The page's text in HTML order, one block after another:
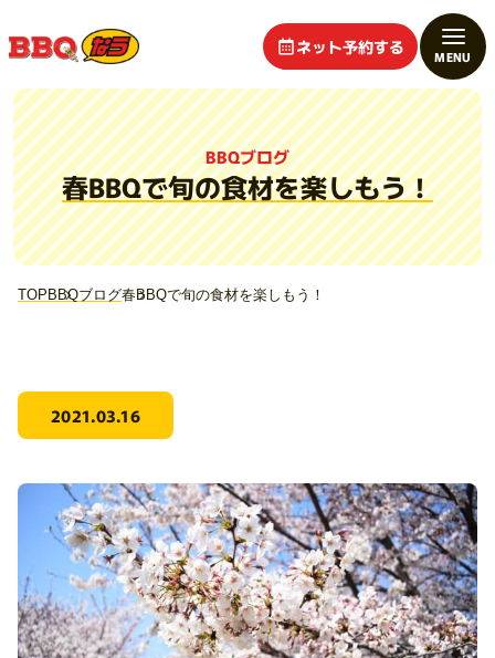
ネット予約する
BBQブログ
春BBQで旬の食材を楽しもう！
TOP BBQブログ春BBQで旬の食材を楽しもう！
2021.03.16